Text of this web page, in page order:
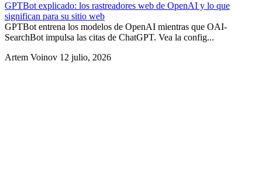
GPTBot explicado: los rastreadores web de OpenAI y lo que
significan para su sitio web
GPTBot entrena los modelos de OpenAI mientras que OAI-
SearchBot impulsa las citas de ChatGPT. Vea la config...
Artem Voinov 12 julio, 2026